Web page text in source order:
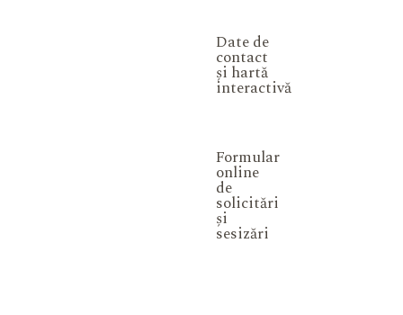
Date de
contact
și hartă
interactivă
Formular
online
de
solicitări
și
sesizări